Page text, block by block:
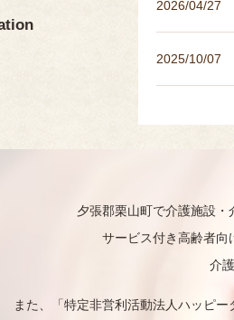
2026/04/27
2025/10/07
夕張郡栗山町で介護施設・
サービス付き高齢者向
介
また、「特定非営利活動法人ハッピー